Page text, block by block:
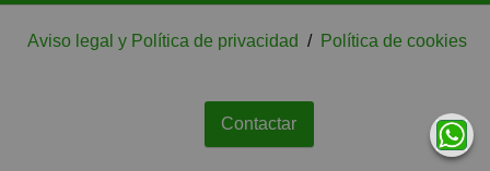
Contactar
Aviso legal y Política de privacidad / Política de cookies